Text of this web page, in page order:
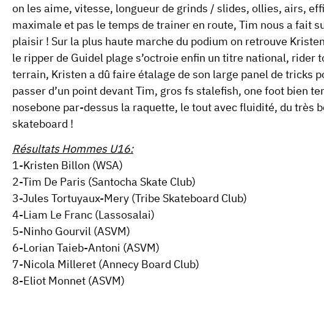
on les aime, vitesse, longueur de grinds / slides, ollies, airs,
maximale et pas le temps de trainer en route, Tim nous a fait
plaisir ! Sur la plus haute marche du podium on retrouve
le ripper de Guidel plage s’octroie enfin un titre national, rider
terrain, Kristen a dû faire étalage de son large panel de tricks
passer d’un point devant Tim, gros fs stalefish, one foot bien
nosebone par-dessus la raquette, le tout avec fluidité, du très
skateboard !
Résultats Hommes U16:
1-Kristen Billon (WSA)
2-Tim De Paris (Santocha Skate Club)
3-Jules Tortuyaux-Mery (Tribe Skateboard Club)
4-Liam Le Franc (Lassosalai)
5-Ninho Gourvil (ASVM)
6-Lorian Taieb-Antoni (ASVM)
7-Nicola Milleret (Annecy Board Club)
8-Eliot Monnet (ASVM)